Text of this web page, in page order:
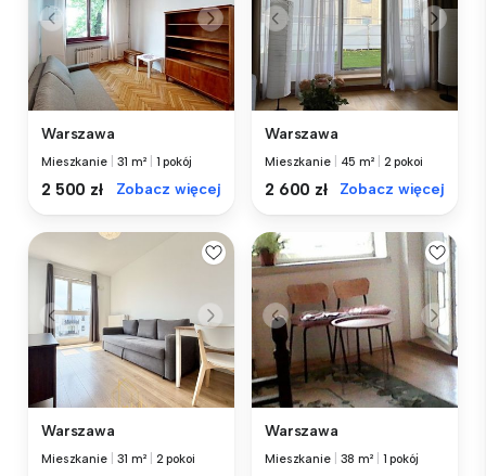
Warszawa
Mieszkanie 31 m² 1 pokój
2 500 zł Zobacz więcej
Warszawa
Mieszkanie 45 m² 2 pokoi
2 600 zł Zobacz więcej
Warszawa
Mieszkanie 31 m² 2 pokoi
Warszawa
Mieszkanie 38 m² 1 pokój